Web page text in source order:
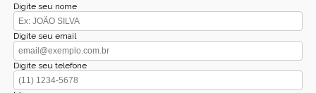
Digite seu nome
Digite seu email
Digite seu telefone